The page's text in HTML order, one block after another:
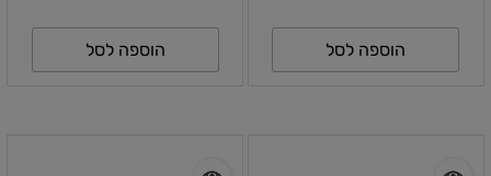
הוספה לסל הוספה לסל